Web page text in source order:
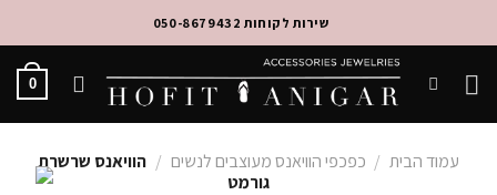
to
שירות לקוחות 050-8679432
0
עמוד הבית / כפכפי הוויאנס מעוצבים לנשים / הוויאנס שרשרת
גורמט